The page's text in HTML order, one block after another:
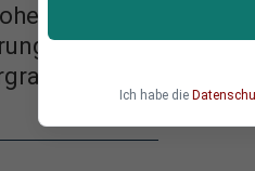
aktuelle
könnte die
Ich habe die